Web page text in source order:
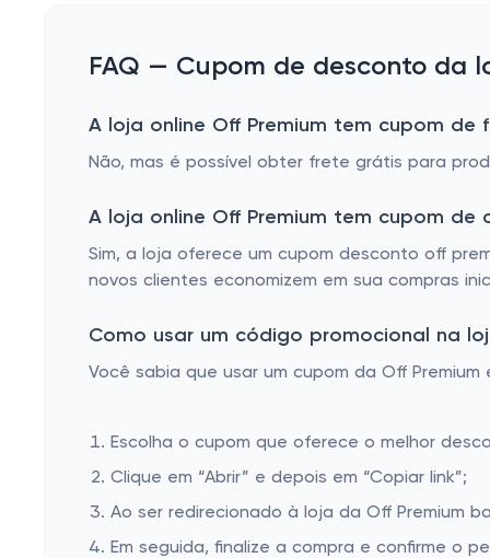
compra fácil e conveniente.
FAQ — Cupom de desconto da
A loja online Off Premium tem cupom de
Não, mas é possível obter frete grátis para
A loja online Off Premium tem cupom de
Sim, a loja oferece um cupom desconto off
novos clientes economizem em sua compras
Como usar um código promocional na
Você sabia que usar um cupom da Off
Escolha o cupom que oferece o melhor
Clique em “Abrir” e depois em “Copiar link”;
Ao ser redirecionado à loja da Off Premium
Em seguida, finalize a compra e confirme o